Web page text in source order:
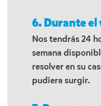
6. Durante el
Nos tendrás 24
semana
resolver en su
pudiera surgir.